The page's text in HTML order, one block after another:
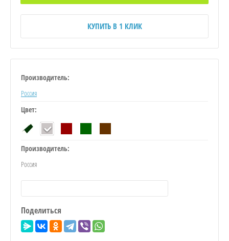
КУПИТЬ В 1 КЛИК
Производитель:
Россия
Цвет:
Производитель:
Россия
Поделиться